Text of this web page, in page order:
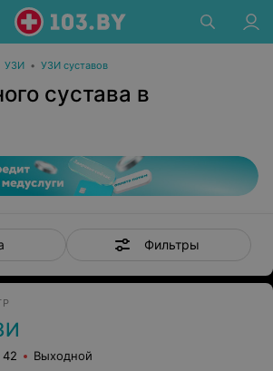
УЗИ • УЗИ суставов
сустава в
Фильтры
Выходной